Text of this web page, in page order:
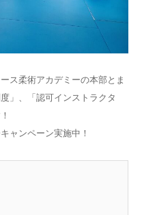
ス柔術アカデミーの本部とま
」、「認可インストラクタ
ャンペーン実施中！